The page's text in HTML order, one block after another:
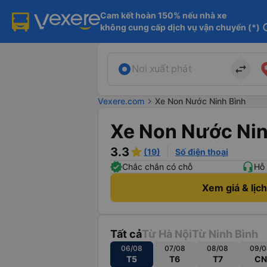
Cam kết hoàn 150% nếu nhà xe
không cung cấp dịch vụ vận chuyển (*)
Nơi xuất phát import_export
Vexere.com chevron_right Xe Non Nước Ninh Bình
Xe Non Nước
3.3 (19)
Số điện thoại
Chắc chắn có chỗ
Xem giá &
Tất cảTừ Hà NộiTừ Ninh Bình
06/08
T5
07/08
T6
08/08
T7
09/
CN